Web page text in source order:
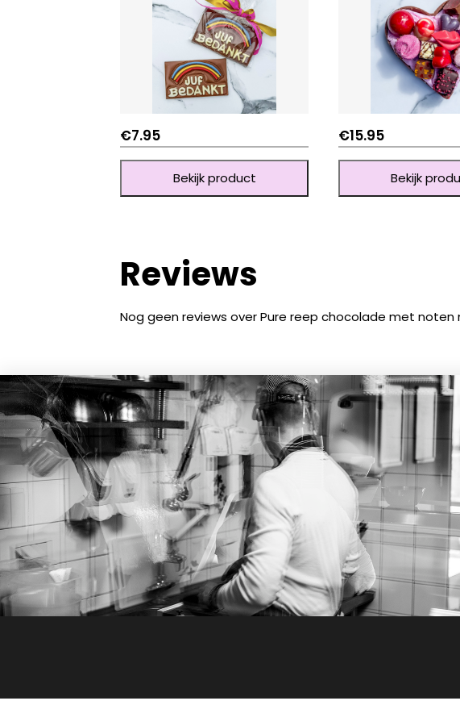
€7.95
Bekijk product
€15.95
Bekijk
Reviews
Nog geen reviews over Pure reep chocolade met noten